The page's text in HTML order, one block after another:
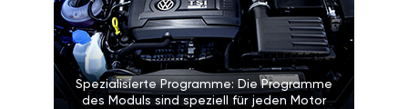
Spezialisierte Programme: Die Programme
des Moduls sind speziell für jeden Motor